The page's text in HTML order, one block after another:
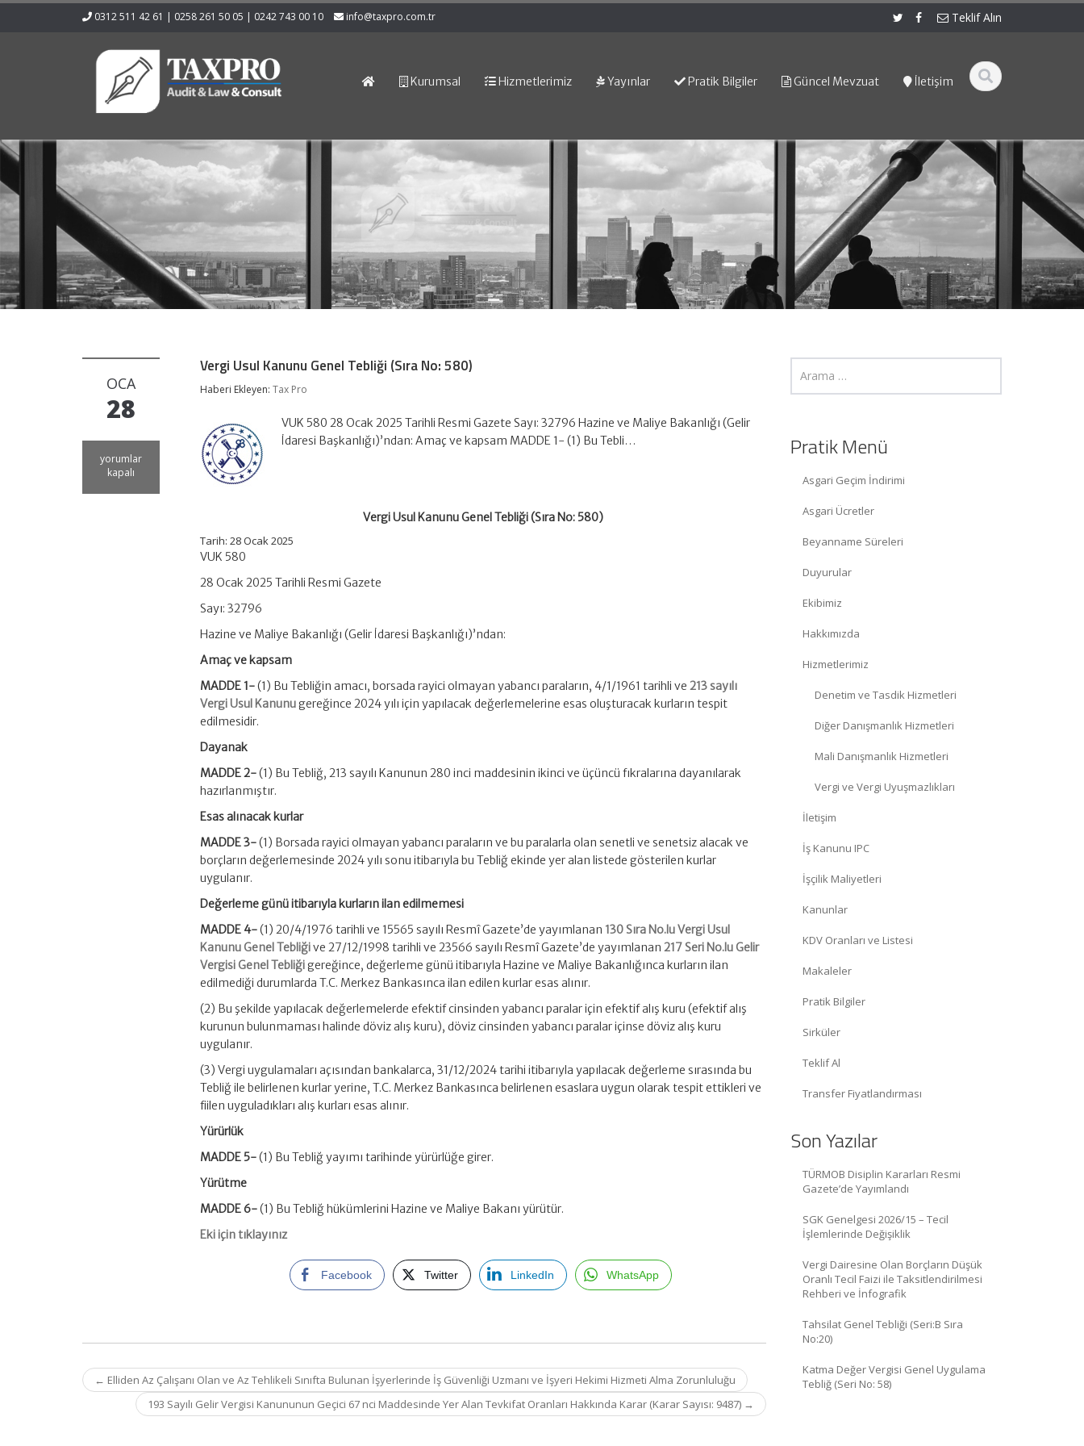
0312 511 42 61 | 0258 261 50 05 | 0242 743 00 10 info@taxpro.com.tr Teklif Alın
Kurumsal Hizmetlerimiz Yayınlar Pratik Bilgiler Güncel Mevzuat İletişim
OCA
28
Vergi
Usul
yorumlar
kapalı
Vergi Usul Kanunu Genel Tebliği (Sıra No: 580)
Haberi Ekleyen:Tax Pro
VUK 580 28 Ocak 2025 Tarihli Resmi Gazete Sayı: 32796 Hazine ve Maliye Bakanlığı (Gelir
İdaresi Başkanlığı)’ndan: Amaç ve kapsam MADDE 1- (1) Bu Tebli…
Vergi Usul Kanunu Genel Tebliği (Sıra No: 580)
Tarih: 28 Ocak 2025
VUK 580
28 Ocak 2025 Tarihli Resmi Gazete
Sayı: 32796
Hazine ve Maliye Bakanlığı (Gelir İdaresi Başkanlığı)’ndan:
Amaç ve kapsam
MADDE 1-(1) Bu Tebliğin amacı, borsada rayici olmayan yabancı paraların, 4/1/1961 tarihli ve213 sayılı
Vergi Usul Kanunugereğince 2024 yılı için yapılacak değerlemelerine esas oluşturacak kurların tespit
edilmesidir.
Dayanak
MADDE 2-(1) Bu Tebliğ, 213 sayılı Kanunun 280 inci maddesinin ikinci ve üçüncü fıkralarına dayanılarak
hazırlanmıştır.
Esas alınacak kurlar
MADDE 3-(1) Borsada rayici olmayan yabancı paraların ve bu paralarla olan senetli ve senetsiz alacak ve
borçların değerlemesinde 2024 yılı sonu itibarıyla bu Tebliğ ekinde yer alan listede gösterilen kurlar
uygulanır.
Değerleme günü itibarıyla kurların ilan edilmemesi
MADDE 4-(1) 20/4/1976 tarihli ve 15565 sayılı Resmî Gazete’de yayımlanan 130 Sıra No.lu Vergi Usul
Kanunu Genel Tebliğive 27/12/1998 tarihli ve 23566 sayılı Resmî Gazete’de yayımlanan217 Seri No.lu Gelir
Vergisi Genel Tebliğigereğince, değerleme günü itibarıyla Hazine ve Maliye Bakanlığınca kurların ilan
edilmediği durumlarda T.C. Merkez Bankasınca ilan edilen kurlar esas alınır.
(2) Bu şekilde yapılacak değerlemelerde efektif cinsinden yabancı paralar için efektif alış kuru (efektif alış
kurunun bulunmaması halinde döviz alış kuru), döviz cinsinden yabancı paralar içinse döviz alış kuru
uygulanır.
(3) Vergi uygulamaları açısından bankalarca, 31/12/2024 tarihi itibarıyla yapılacak değerleme sırasında bu
Tebliğ ile belirlenen kurlar yerine, T.C. Merkez Bankasınca belirlenen esaslara uygun olarak tespit ettikleri ve
fiilen uyguladıkları alış kurları esas alınır.
Yürürlük
MADDE 5-(1) Bu Tebliğ yayımı tarihinde yürürlüğe girer.
Yürütme
MADDE 6-(1) Bu Tebliğ hükümlerini Hazine ve Maliye Bakanı yürütür.
Eki için tıklayınız
Facebook Twitter LinkedIn WhatsApp
Post
navigation
← Elliden Az Çalışanı Olan ve Az Tehlikeli Sınıfta Bulunan İşyerlerinde İş Güvenliği Uzmanı ve İşyeri Hekimi Hizmeti Alma Zorunluluğu
193 Sayılı Gelir Vergisi Kanununun Geçici 67 nci Maddesinde Yer Alan Tevkifat Oranları Hakkında Karar (Karar Sayısı: 9487) →
Pratik Menü
Asgari Geçim İndirimi
Asgari Ücretler
Beyanname Süreleri
Duyurular
Ekibimiz
Hakkımızda
Hizmetlerimiz
Denetim ve Tasdik Hizmetleri
Diğer Danışmanlık Hizmetleri
Mali Danışmanlık Hizmetleri
Vergi ve Vergi Uyuşmazlıkları
İletişim
İş Kanunu IPC
İşçilik Maliyetleri
Kanunlar
KDV Oranları ve Listesi
Makaleler
Pratik Bilgiler
Sirküler
Teklif Al
Transfer Fiyatlandırması
Son Yazılar
TÜRMOB Disiplin Kararları Resmi
Gazete’de Yayımlandı
SGK Genelgesi 2026/15 – Tecil
İşlemlerinde Değişiklik
Vergi Dairesine Olan Borçların Düşük
Oranlı Tecil Faizi ile Taksitlendirilmesi
Rehberi ve İnfografik
Tahsilat Genel Tebliği (Seri:B Sıra
No:20)
Katma Değer Vergisi Genel Uygulama
Tebliğ (Seri No: 58)